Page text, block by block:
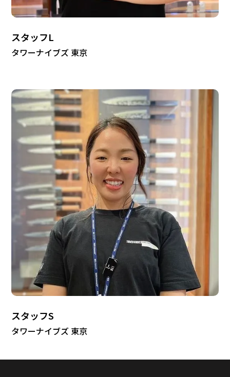
スタッフL
タワーナイブズ 東京
スタッフS
タワーナイブズ 東京